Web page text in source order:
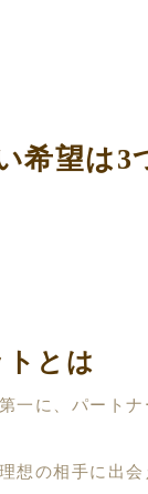
希望は3
とは
一に、パート
想の相手に出会